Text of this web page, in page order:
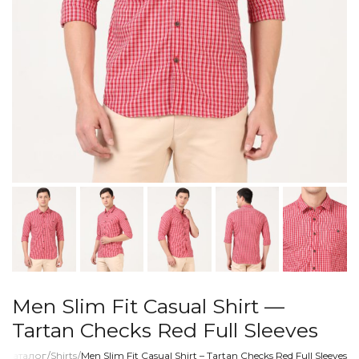
Men Slim Fit Casual Shirt —
Tartan Checks Red Full Sleeves
Каталог Shirts Men Slim Fit Casual Shirt – Tartan Checks Red Full Sleeves